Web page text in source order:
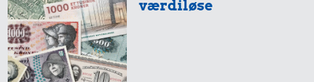
værdiløse